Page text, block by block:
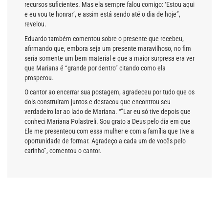
recursos suficientes. Mas ela sempre falou comigo: ‘Estou aqui
e eu vou te honrar’, e assim está sendo até o dia de hoje”,
revelou.
Eduardo também comentou sobre o presente que recebeu,
afirmando que, embora seja um presente maravilhoso, no fim
seria somente um bem material e que a maior surpresa era ver
que Mariana é “grande por dentro” citando como ela
prosperou.
O cantor ao encerrar sua postagem, agradeceu por tudo que os
dois construíram juntos e destacou que encontrou seu
verdadeiro lar ao lado de Mariana. “”Lar eu só tive depois que
conheci Mariana Polastreli. Sou grato a Deus pelo dia em que
Ele me presenteou com essa mulher e com a família que tive a
oportunidade de formar. Agradeço a cada um de vocês pelo
carinho”, comentou o cantor.